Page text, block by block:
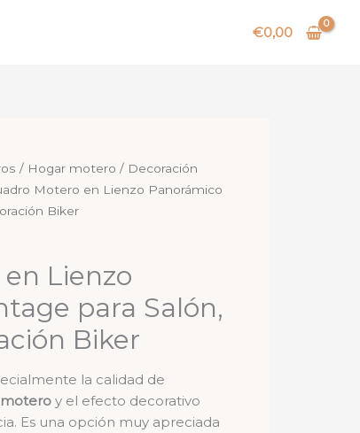
€0,00
/ Hogar motero / Decoración
Motero en Lienzo Panorámico
Biker
Lienzo
para Salón,
Biker
la calidad de
y el efecto decorativo
Es una opción muy apreciada